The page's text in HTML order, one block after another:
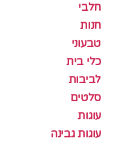
חלבי
חנות
טבעוני
כלי בית
לביבות
סלטים
עוגות
עוגות גבינה